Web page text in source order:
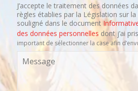
J’accepte le traitement des données
règles établies par la Législation sur
souligné dans le document
des données personnelles dont j’ai
important de sélectionner la case afin